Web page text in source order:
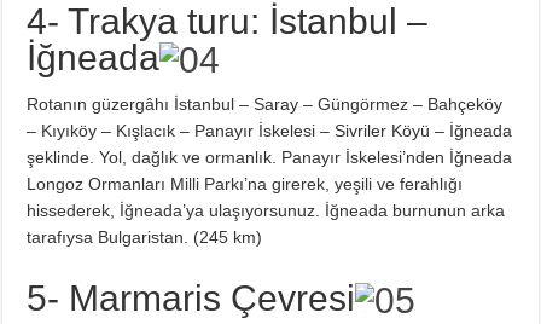
4- Trakya turu: İstanbul –
İğneada
Rotanın güzergâhı İstanbul – Saray – Güngörmez – Bahçeköy
– Kıyıköy – Kışlacık – Panayır İskelesi – Sivriler Köyü – İğneada
şeklinde. Yol, dağlık ve ormanlık. Panayır İskelesi’nden İğneada
Longoz Ormanları Milli Parkı’na girerek, yeşili ve ferahlığı
hissederek, İğneada’ya ulaşıyorsunuz. İğneada burnunun arka
tarafıysa Bulgaristan. (245 km)
5- Marmaris Çevresi